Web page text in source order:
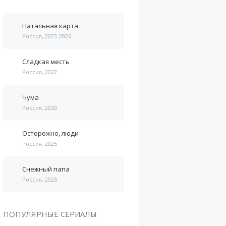
Натальная карта
Россия, 2023-2026
Сладкая месть
Россия, 2022
Чума
Россия, 2020
Осторожно, люди
Россия, 2025
Снежный папа
Россия, 2025
ПОПУЛЯРНЫЕ СЕРИАЛЫ